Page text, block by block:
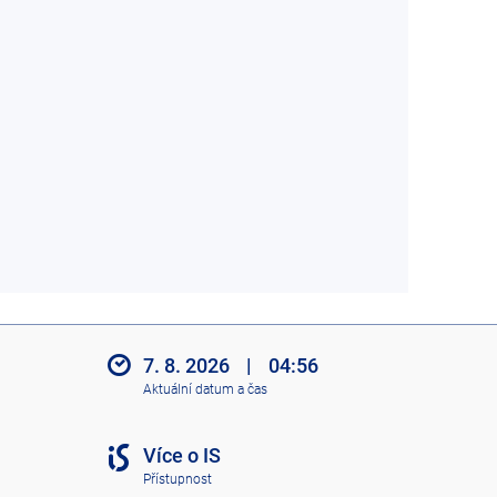
7. 8. 2026 | 04:56
Aktuální datum a čas
Více o IS
Přístupnost